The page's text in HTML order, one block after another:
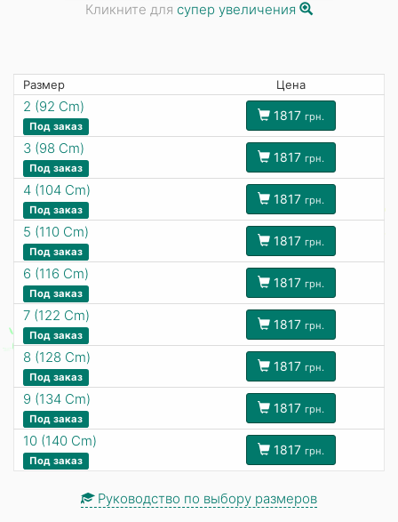
Кликните для супер увеличения
Размер Цена
2 (92 Cm)
Под заказ
1817 грн.
3 (98 Cm)
Под заказ
1817 грн.
4 (104 Cm)
Под заказ
1817 грн.
5 (110 Cm)
Под заказ
1817 грн.
6 (116 Cm)
Под заказ
1817 грн.
7 (122 Cm)
Под заказ
1817 грн.
8 (128 Cm)
Под заказ
1817 грн.
9 (134 Cm)
Под заказ
1817 грн.
10 (140 Cm)
Под заказ
1817 грн.
Руководство по выбору размеров